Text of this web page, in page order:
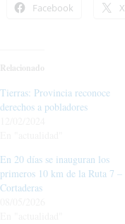
Facebook X
Relacionado
Tierras: Provincia reconoce
derechos a pobladores
En 20 días se inauguran los
primeros 10 km de la Ruta 7 –
Cortaderas